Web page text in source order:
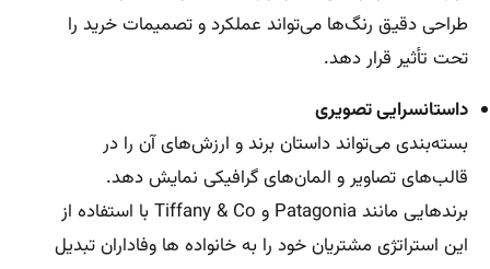
طراحی دقیق رنگ‌ها می‌تواند عملکرد و تصمیمات خرید را
تحت تأثیر قرار دهد.
داستانسرایی تصویری
بسته‌بندی می‌تواند داستان برند و ارزش‌های آن را در
قالب‌های تصاویر و المان‌های گرافیکی نمایش دهد.
برندهایی مانند Patagonia و Tiffany & Co با استفاده از
این استراتژی مشتریان خود را به خانواده ها وفاداران تبدیل